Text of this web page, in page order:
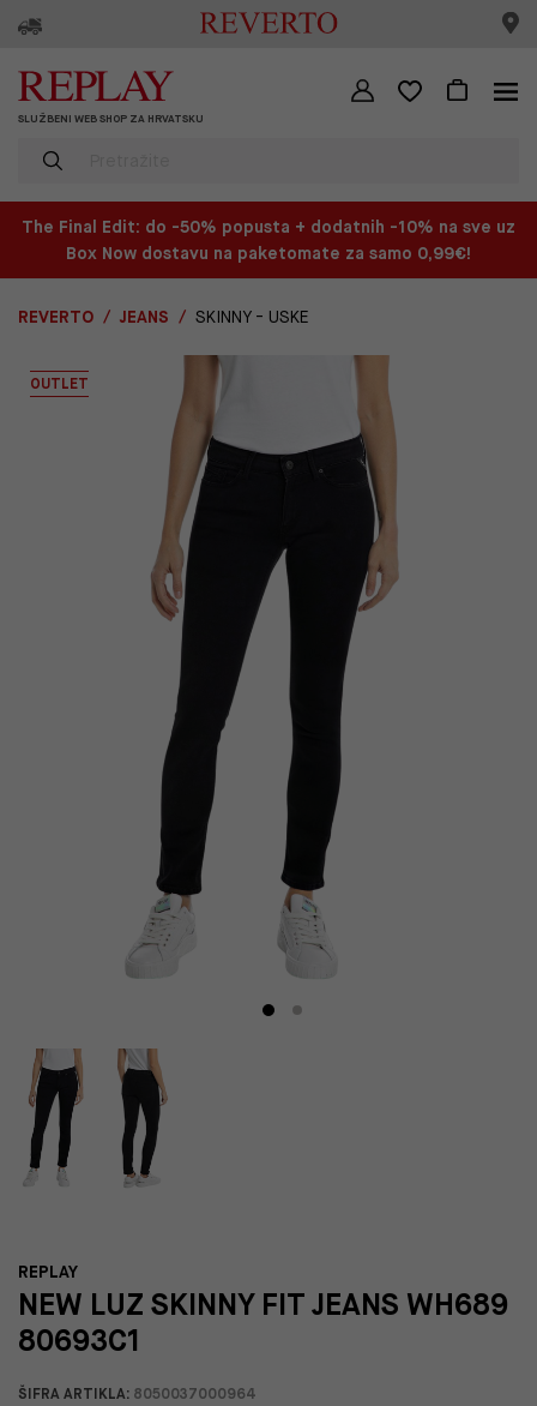
SLUŽBENI WEB SHOP ZA HRVATSKU
The Final Edit: do -50% popusta + dodatnih -10% na sve uz
Box Now dostavu na paketomate za samo 0,99€!
REVERTO JEANS SKINNY - USKE
OUTLET
REPLAY
NEW LUZ SKINNY FIT JEANS WH689
80693C1
ŠIFRA ARTIKLA: 8050037000964